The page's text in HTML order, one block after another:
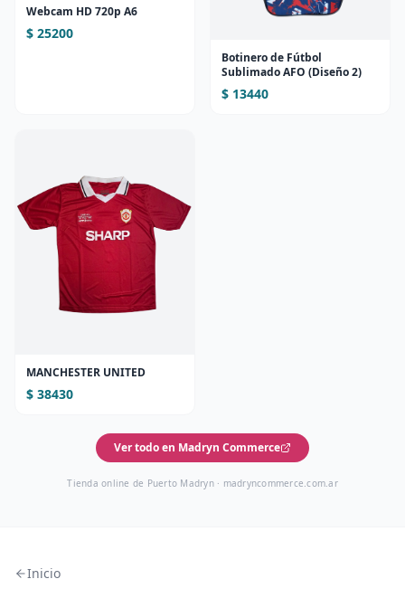
Webcam HD 720p A6
$ 25200
Botinero de Fútbol
Sublimado AFO (Diseño 2)
$ 13440
MANCHESTER UNITED
$ 38430
Ver todo en Madryn Commerce
Tienda online de Puerto Madryn · madryncommerce.com.ar
Inicio